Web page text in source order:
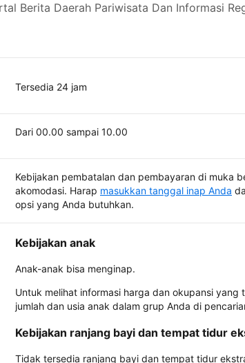
Berita Daerah Pariwisata Dan Informasi
Tersedia 24 jam
Dari 00.00 sampai 10.00
Kebijakan pembatalan dan pembayaran di muka
akomodasi. Harap masukkan tanggal inap Anda
opsi yang Anda butuhkan.
Kebijakan anak
Anak-anak bisa menginap.
Untuk melihat informasi harga dan okupansi yang
jumlah dan usia anak dalam grup Anda di
Kebijakan ranjang bayi dan tempat tidur
Tidak tersedia ranjang bayi dan tempat tidur